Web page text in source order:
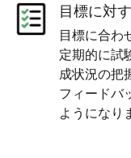
目標に対
目標に合わ
定期的に試
成状況の把
フィードバ
ようになり